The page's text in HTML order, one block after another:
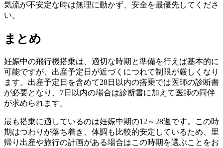
気流が不安定な時は無理に動かず、安全を最優先してくださ
い。
まとめ
妊娠中の飛行機搭乗は、適切な時期と準備を行えば基本的に
可能ですが、出産予定日が近づくにつれて制限が厳しくなり
ます。出産予定日を含めて28日以内の搭乗では医師の診断書
が必要となり、7日以内の場合は診断書に加えて医師の同伴
が求められます。
最も搭乗に適しているのは妊娠中期の12～28週です。この時
期はつわりが落ち着き、体調も比較的安定しているため、里
帰り出産や旅行の計画がある場合はこの時期を選ぶことをお